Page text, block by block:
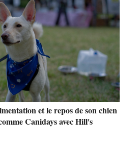
et le repos de son chien
Canidays avec Hill's